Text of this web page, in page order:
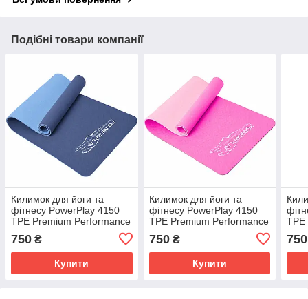
Подібні товари компанії
Килимок для йоги та
фітнесу PowerPlay 4150
TPE Premium Performance
(183x61x0.6 см.)
750 ₴
Купити
Килимок для йоги та
фітнесу PowerPlay 4150
TPE Premium Performance
Mat Рожевий (183x61x0.6
см.)
750₴
Купити
TPE
750